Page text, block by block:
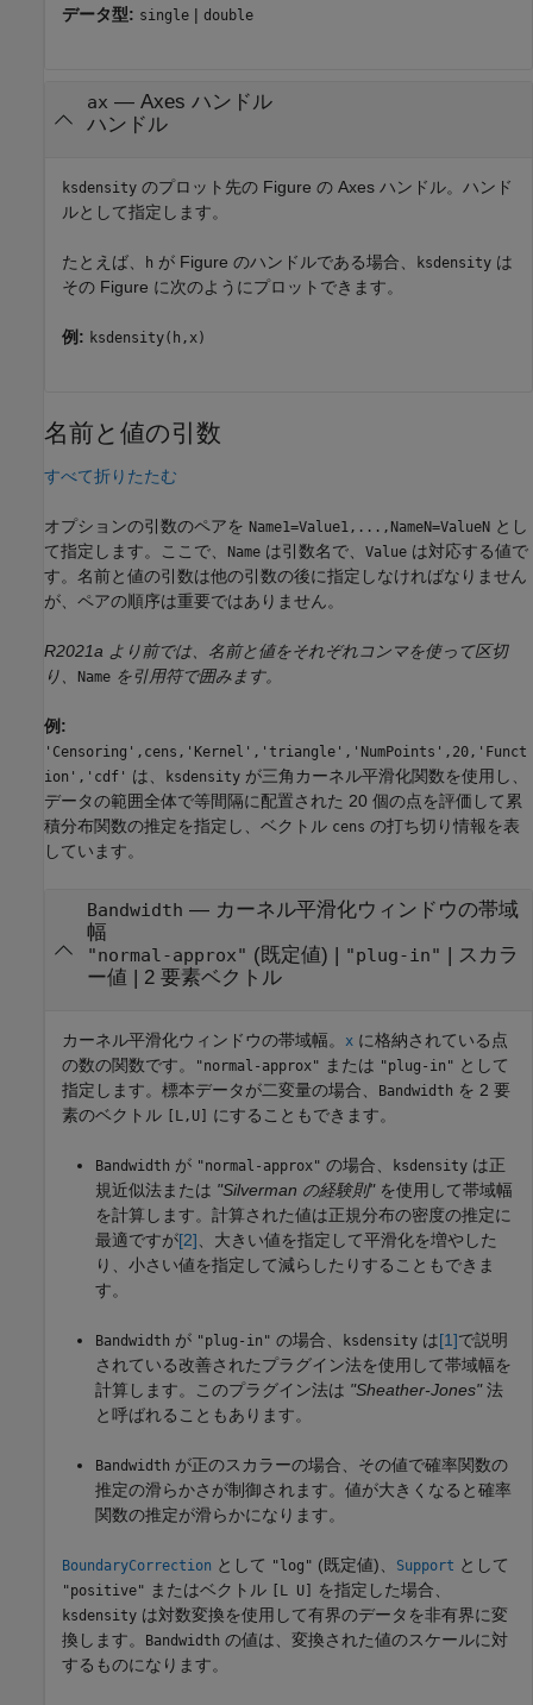
データ型: single | double
ax — Axes ハンドル
ハンドル
ksdensity のプロット先の Figure の Axes ハンドル。ハンド
ルとして指定します。
たとえば、 h が Figure のハンドルである場合、 ksdensity は
その Figure に次のようにプロットできます。
例: ksdensity(h,x)
名前と値の引数
すべて折りたたむ
オプションの引数のペアを Name1=Value1,...,NameN=ValueN とし
て指定します。ここで、
Name は引数名で、 Value は対応する値で
す。名前と値の引数は他の引数の後に指定しなければなりません
が、ペアの順序は重要ではありません。
R2021a より前では、名前と値をそれぞれコンマを使って区切
り、
Name を引用符で囲みます。
例:
'Censoring',cens,'Kernel','triangle','NumPoints',20,'Funct
ion','cdf' は、 ksdensity が三角カーネル平滑化関数を使用し、
データの範囲全体で等間隔に配置された 20 個の点を評価して累
積分布関数の推定を指定し、ベクトル cens の打ち切り情報を表
しています。
Bandwidth — カーネル平滑化ウィンドウの帯域
幅
"normal-approx" (既定値) | "plug-in" | スカラ
ー値 | 2 要素ベクトル
カーネル平滑化ウィンドウの帯域幅。 x に格納されている点
の数の関数です。
"normal-approx" または "plug-in" として
指定します。標本データが二変量の場合、
Bandwidth を 2 要
素のベクトル
[L,U] にすることもできます。
Bandwidth が "normal-approx" の場合、 ksdensity は正
規近似法または "Silverman の経験則"を使用して帯域幅
を計算します。計算された値は正規分布の密度の推定に
最適ですが[2] 、大きい値を指定して平滑化を増やした
り、小さい値を指定して減らしたりすることもできま
す。
Bandwidth が "plug-in" の場合、 ksdensity は[1]で説明
されている改善されたプラグイン法を使用して帯域幅を
計算します。このプラグイン法は "Sheather-Jones"法
と呼ばれることもあります。
Bandwidth が正のスカラーの場合、その値で確率関数の
推定の滑らかさが制御されます。値が大きくなると確率
関数の推定が滑らかになります。
BoundaryCorrection として "log" (既定値)、 Support として
"positive" またはベクトル [L U] を指定した場合、
ksdensity は対数変換を使用して有界のデータを非有界に変
換します。
Bandwidth の値は、変換された値のスケールに対
するものになります。